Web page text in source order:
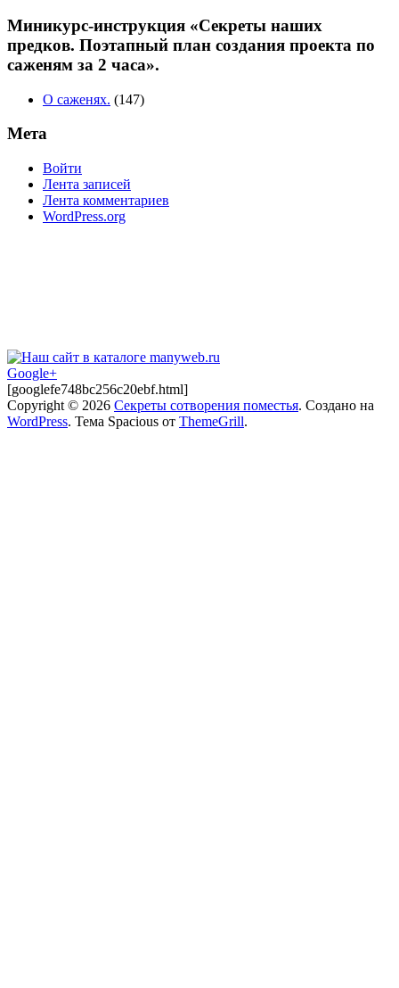
Миникурс-инструкция «Секреты наших
предков. Поэтапный план создания проекта по
саженям за 2 часа».
О саженях. (147)
Мета
Войти
Лента записей
Лента комментариев
WordPress.org
Google+
[googlefe748bc256c20ebf.html]
Copyright © 2026 Секреты сотворения поместья. Создано на
WordPress. Тема Spacious от ThemeGrill.